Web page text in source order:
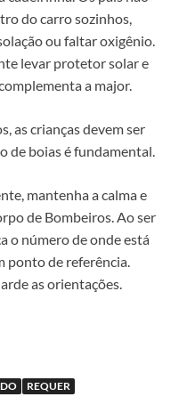
do carro sozinhos,
ou faltar oxigênio.
levar protetor solar e
a major.
as crianças devem ser
de boias é fundamental.
mantenha a calma e
de Bombeiros. Ao ser
o número de onde está
ponto de referência.
as orientações.
REQUER